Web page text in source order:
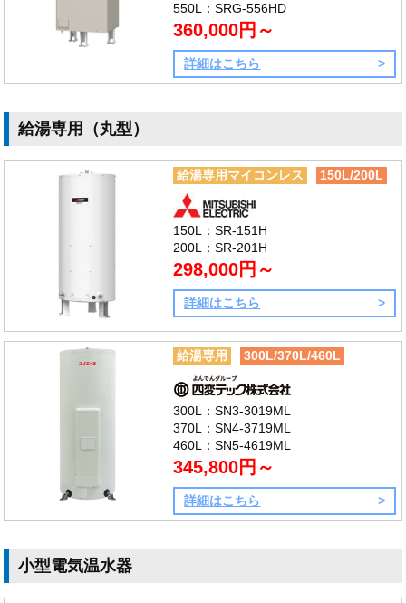
550L：SRG-556HD
360,000円～
詳細はこちら
給湯専用（丸型）
給湯専用マイコンレス 150L/200L
150L：SR-151H
200L：SR-201H
298,000円～
詳細はこちら
給湯専用 300L/370L/460L
300L：SN3-3019ML
370L：SN4-3719ML
460L：SN5-4619ML
345,800円～
詳細はこちら
小型電気温水器